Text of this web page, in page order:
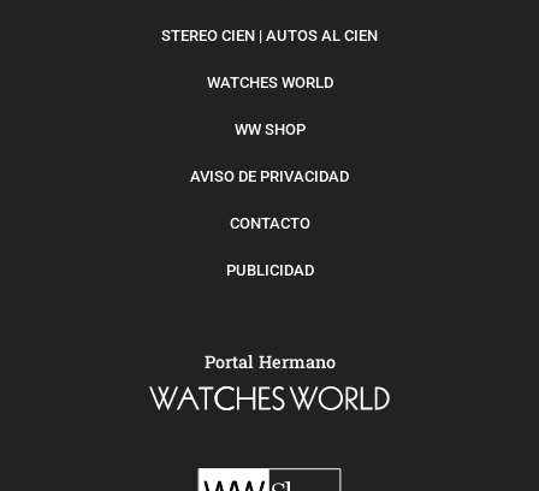
STEREO CIEN | AUTOS AL CIEN
WATCHES WORLD
WW SHOP
AVISO DE PRIVACIDAD
CONTACTO
PUBLICIDAD
Portal Hermano